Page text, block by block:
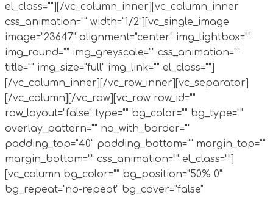
el_class=""][/vc_column_inner][vc_column_inner
css_animation="" width="1/2"][vc_single_image
image="23647" alignment="center" img_lightbox=""
img_round="" img_greyscale="" css_animation=""
title="" img_size="full" img_link="" el_class=""]
[/vc_column_inner][/vc_row_inner][vc_separator]
[/vc_column][/vc_row][vc_row row_id=""
row_layout="false" type="" bg_color="" bg_type=""
overlay_pattern="" no_with_border=""
padding_top="40" padding_bottom="" margin_top=""
margin_bottom="" css_animation="" el_class=""]
[vc_column bg_color="" bg_position="50% 0"
bg_repeat="no-repeat" bg_cover="false"